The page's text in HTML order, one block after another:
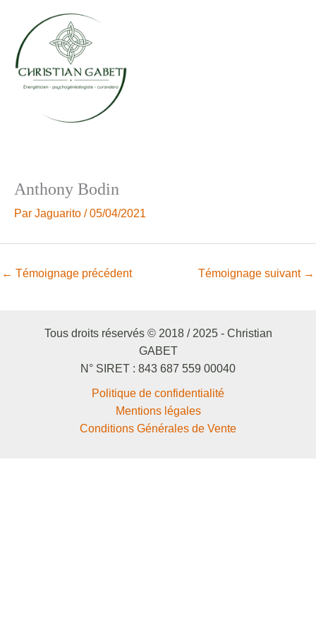
contenu
Anthony Bodin
Par Jaguarito /05/04/2021
← Témoignage précédent Témoignage suivant →
Tous droits réservés © 2018 / 2025 - Christian
GABET
N° SIRET : 843 687 559 00040
Politique de confidentialité
Mentions légales
Conditions Générales de Vente